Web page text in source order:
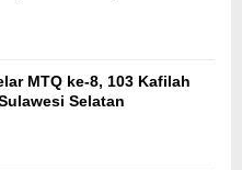
MTQ ke-8, 103 Kafilah
Selatan